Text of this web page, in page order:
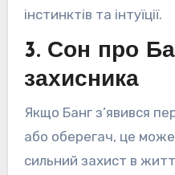
інстинктів та інтуїції.
3. Сон про
захисника
Якщо Банг з’явився
або оберегач, це
сильний захист в